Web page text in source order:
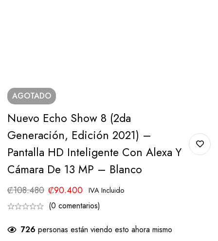
AGOTADO
Nuevo Echo Show 8 (2da
Generación, Edición 2021) –
Pantalla HD Inteligente Con Alexa Y
Cámara De 13 MP – Blanco
₡108.480 ₡90.400 IVA Incluido
(0 comentarios)
726 personas están viendo esto ahora mismo